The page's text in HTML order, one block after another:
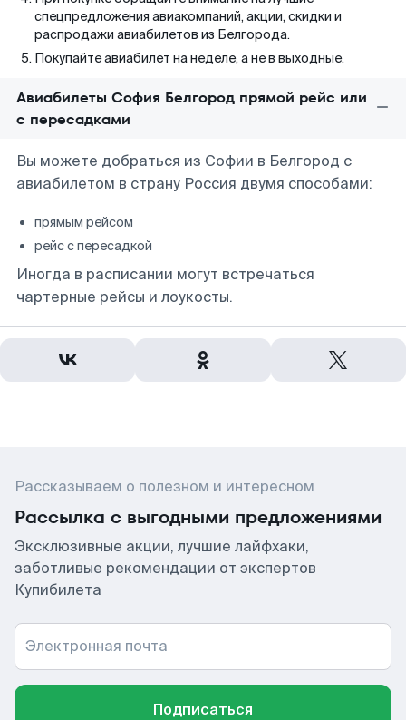
спецпредложения авиакомпаний, акции, скидки и
распродажи авиабилетов из Белгорода.
Покупайте авиабилет на неделе, а не в выходные.
Авиабилеты София Белгород прямой рейс или
с пересадками
Вы можете добраться из Софии в Белгород с
авиабилетом в страну Россия двумя способами:
прямым рейсом
рейс с пересадкой
Иногда в расписании могут встречаться
чартерные рейсы и лоукосты.
Рассказываем о полезном и интересном
Рассылка с выгодными предложениями
Эксклюзивные акции, лучшие лайфхаки,
заботливые рекомендации от экспертов
Купибилета
Электронная почта
Подписаться